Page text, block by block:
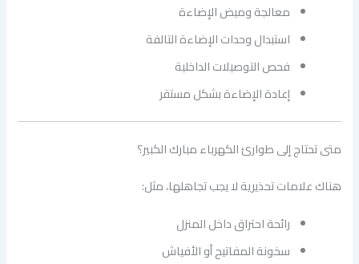
معالجة وميض الإضاءة
استبدال وحدات الإضاءة التالفة
فحص التوصيلات الداخلية
إعادة الإضاءة بشكل مستقر
متى تحتاج إلى طوارئ الكهرباء مبارك الكبير؟
هناك علامات تحذيرية لا يجب تجاهلها، مثل:
رائحة احتراق داخل المنزل
سخونة المفاتيح أو الأفياش